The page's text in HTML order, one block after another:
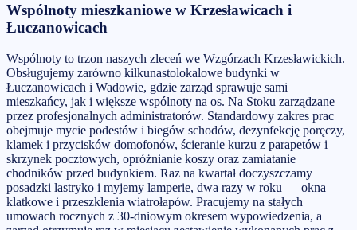
Wspólnoty mieszkaniowe w Krzesławicach i
Łuczanowicach
Wspólnoty to trzon naszych zleceń we Wzgórzach Krzesławickich.
Obsługujemy zarówno kilkunastolokalowe budynki w
Łuczanowicach i Wadowie, gdzie zarząd sprawuje sami
mieszkańcy, jak i większe wspólnoty na os. Na Stoku zarządzane
przez profesjonalnych administratorów. Standardowy zakres prac
obejmuje mycie podestów i biegów schodów, dezynfekcję poręczy,
klamek i przycisków domofonów, ścieranie kurzu z parapetów i
skrzynek pocztowych, opróżnianie koszy oraz zamiatanie
chodników przed budynkiem. Raz na kwartał doczyszczamy
posadzki lastryko i myjemy lamperie, dwa razy w roku — okna
klatkowe i przeszklenia wiatrołapów. Pracujemy na stałych
umowach rocznych z 30-dniowym okresem wypowiedzenia, a